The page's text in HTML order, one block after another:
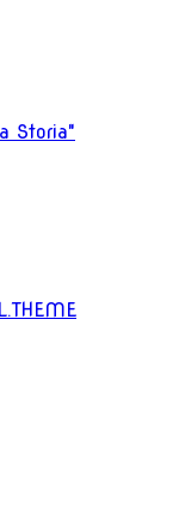
Storia"
L.THEME